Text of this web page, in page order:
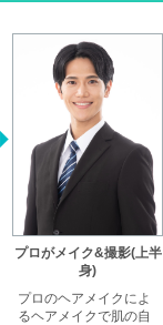
プロがメイク&撮影(上半
身)
プロのヘアメイクによ
るヘアメイクで肌の自